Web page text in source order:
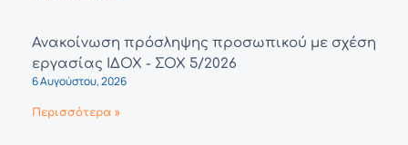
Ανακοίνωση πρόσληψης προσωπικού με σχέση
εργασίας ΙΔΟΧ - ΣΟΧ 5/2026
6 Αυγούστου, 2026
Περισσότερα »